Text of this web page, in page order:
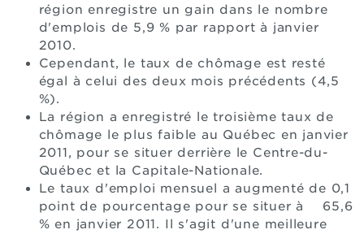
région enregistre un gain dans le nombre
d'emplois de 5,9 % par rapport à janvier
2010.
Cependant, le taux de chômage est resté
égal à celui des deux mois précédents (4,5
%).
La région a enregistré le troisième taux de
chômage le plus faible au Québec en janvier
2011, pour se situer derrière le Centre-du-
Québec et la Capitale-Nationale.
Le taux d'emploi mensuel a augmenté de 0,1
point de pourcentage pour se situer à 65,6
% en janvier 2011. Il s'agit d'une meilleure